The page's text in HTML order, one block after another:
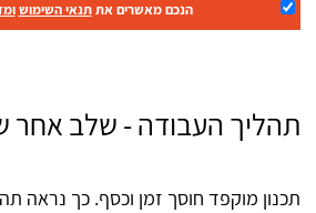
הנכם מאשרים אתתנאי השימוש
תהליך העבודה - שלב אחר
תכנון מוקפד חוסך זמן וכסף. כך נראה